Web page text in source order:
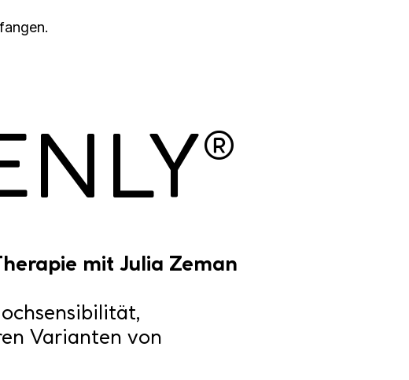
®
mit Julia Zeman
Varianten von